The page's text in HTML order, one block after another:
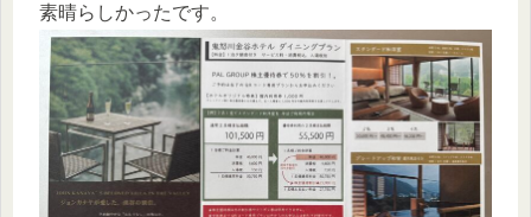
素晴らしかったです。